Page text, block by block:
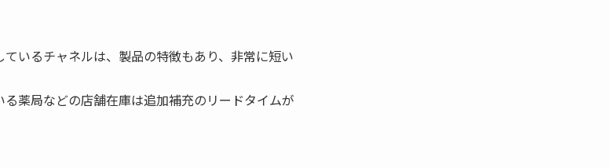
いるチャネルは、製品の特徴もあり、非常に短い
薬局などの店舗在庫は追加補充のリードタイムが